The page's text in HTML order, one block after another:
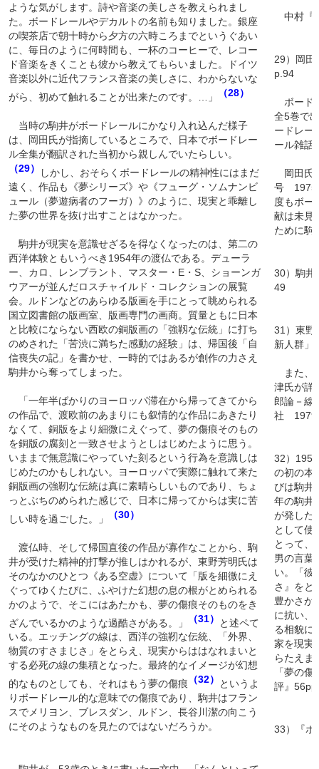
ような気がします。詩や音楽の美しさを教えられまし
た。ボードレールやデカルトの名前も知りました。銀座
の喫茶店で朝十時から夕方の六時ころまでというぐあい
に、毎日のように何時間も、一杯のコーヒーで、レコー
ド音楽をきくことも彼から教えてもらいました。ドイツ
音楽以外に近代フランス音楽の美しさに、わからないな
がら、初めて触れることが出来たのです。…」
（28）
当時の駒井がボードレールにかなり入れ込んだ様子
は、岡田氏が指摘しているところで、日本でボードレー
ル全集が翻訳された当初から親しんでいたらしい。
（29）
しかし、おそらくボードレールの精神性にはまだ
遠く、作品も《夢シリーズ》や《フューグ・ソムナンビ
ュール（夢遊病者のフーガ）》のように、現実と乖離し
た夢の世界を抜け出すことはなかった。
駒井が現実を意識せざるを得なくなったのは、第二の
西洋体験ともいうべき1954年の渡仏である。デューラ
ー、カロ、レンブラント、マスター・E・S、ショーンガ
ウアーが並んだロスチャイルド・コレクションの展覧
会。ルドンなどのあらゆる版画を手にとって眺められる
国立図書館の版画室、版画専門の画商。質量ともに日本
と比較にならない西欧の銅版画の「強靱な伝統」に打ち
のめされた「苦渋に満ちた感動の経験」は、帰国後「自
信喪失の記」を書かせ、一時的ではあるが創作の力さえ
駒井から奪ってしまった。
「一年半ばかりのヨーロッパ滞在から帰ってきてから
の作品で、渡欧前のあまりにも叙情的な作品にあきたり
なくて、銅版をより細微にえぐって、夢の傷痕そのもの
を銅版の腐刻と一致させようとしはじめたように思う。
いままで無意識にやっていた刻るという行為を意識しは
じめたのかもしれない。ヨーロッパで実際に触れて来た
銅版画の強靭な伝統は真に素晴らしいものであり、ちょ
っとぶちのめられた感じで、日本に帰ってからは実に苦
しい時を過ごした。」
（30）
渡仏時、そして帰国直後の作品が寡作なことから、駒
井が受けた精神的打撃が推しはかれるが、東野芳明氏は
そのなかのひとつ《ある空虚》について「版を細微にえ
ぐってゆくたびに、ふやけた幻想の息の根がとめられる
かのようで、そこにはあたかも、夢の傷痕そのものをき
ざんでいるかのような過酷さがある。」
（31）
と述ペて
いる。エッチングの線は、西洋の強靭な伝統、「外界、
物質のすさまじさ」をとらえ、現実からははなれまいと
する必死の線の集積となった。最終的なイメージが幻想
的なものとしても、それはもう夢の傷痕 （32）
というよ
りボードレール的な意味での傷痕であり、駒井はフラン
スでメリヨン、ブレスダン、ルドン、長谷川潔の向こう
にそのようなものを見たのではないだろうか。
中村『
29）岡田
p.94
ボード
全5巻で
ードレー
ール雑話
岡田氏
号 1975
度もボー
献は未見
ために駒
30）駒井
49
31）東野
新人群」
また、
津氏が詳
郎論－線
社 1979
32）
の初の本
びは駒井
年の駒井
が発した
として使
とって、
男の言葉
い。「彼
さ』をと
豊かさが
に抗い、
る相貌に
家を現実
らたえま
「夢の
評』
33）『